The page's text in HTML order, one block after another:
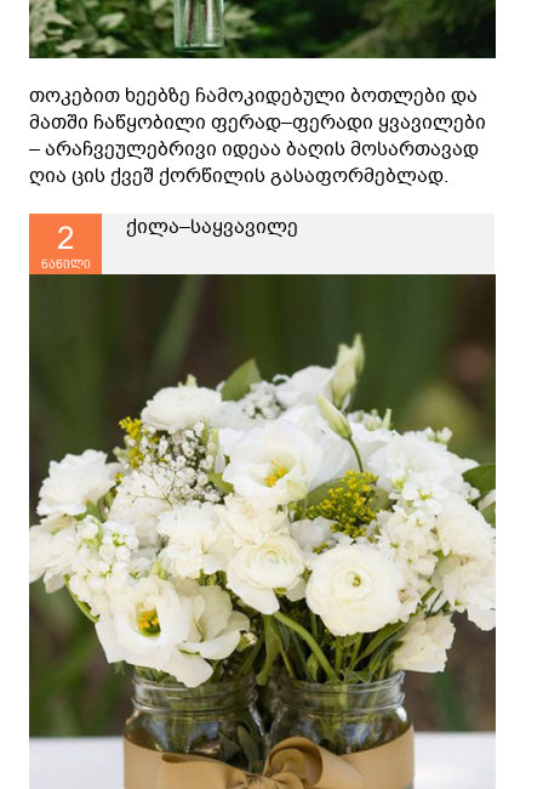
თოკებით ხეებზე ჩამოკიდებული ბოთლები და
მათში ჩაწყობილი ფერად–ფერადი ყვავილები
– არაჩვეულებრივი იდეაა ბაღის მოსართავად
ღია ცის ქვეშ ქორწილის გასაფორმებლად.
2
ნაწილი
ქილა–საყვავილე